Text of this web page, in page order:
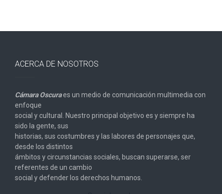
ACERCA DE NOSOTROS
Cámara Oscuraes un medio de comunicación multimedia con
enfoque
social y cultural. Nuestro principal objetivo es y siempre ha
sido la gente, sus
historias, sus costumbres y las labores de personajes que,
desde los distintos
ámbitos y circunstancias sociales, buscan superarse, ser
referentes de un cambio
social y defender los derechos humanos.